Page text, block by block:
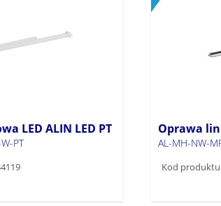
LED ALIN LED PT
PT
Oprawa
AL-MH-NW-
Kod